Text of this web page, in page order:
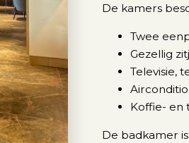
De kamers
Twee
Gezellig
Televisie,
Koffie- en
De badkamer